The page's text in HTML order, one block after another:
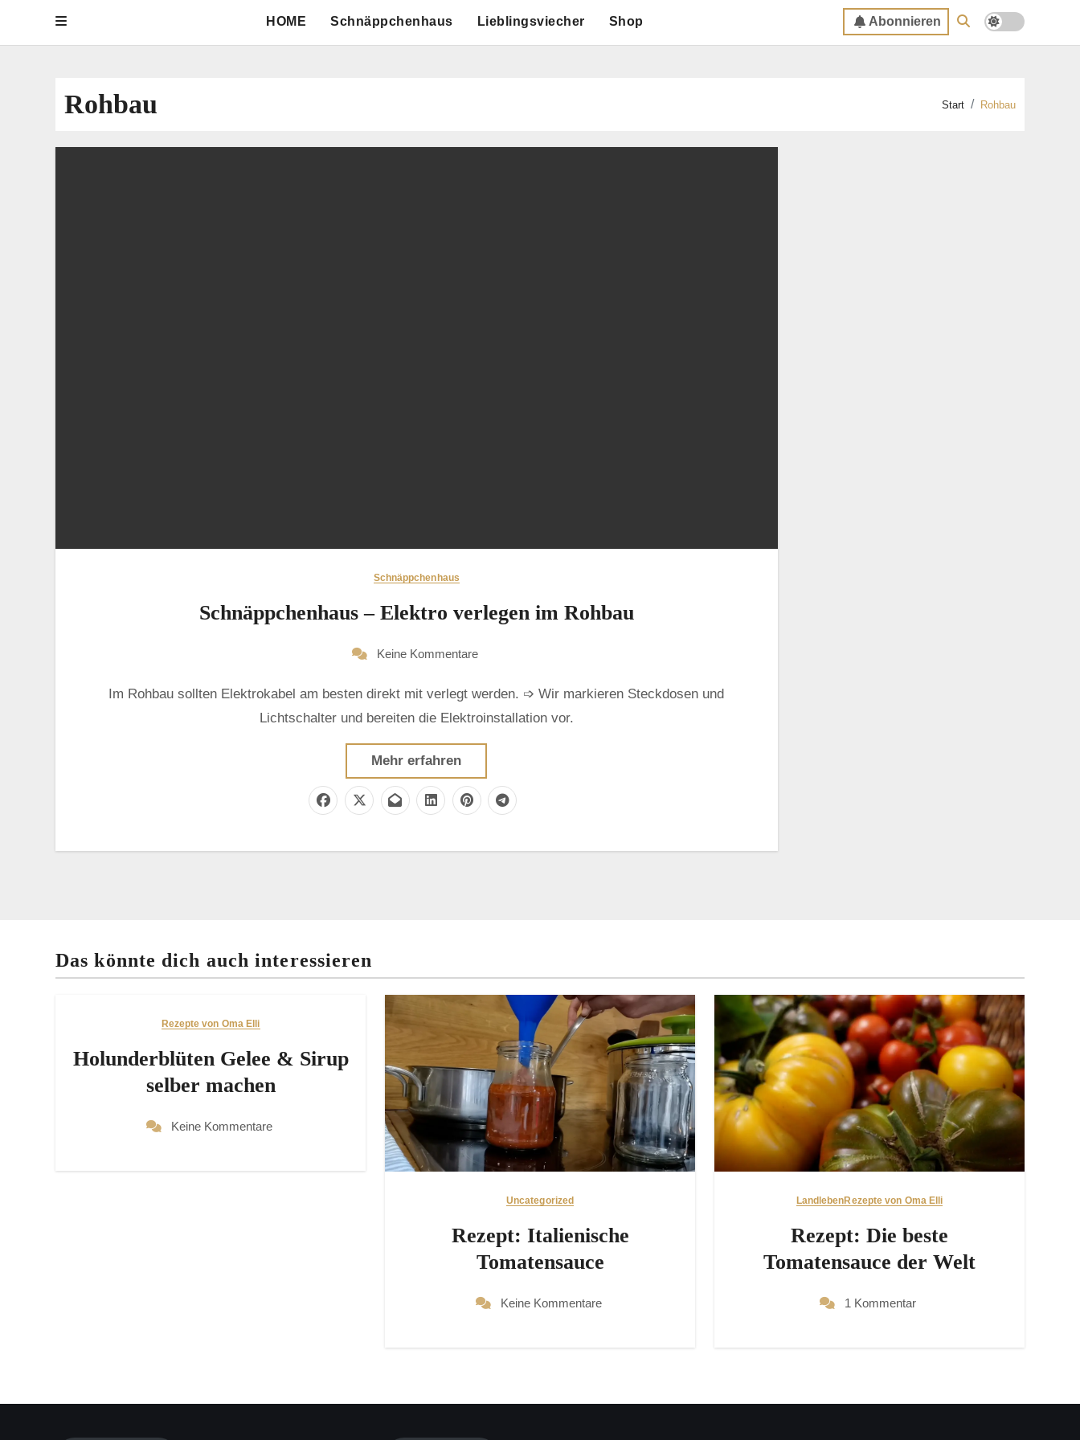
HOME Schnäppchenhaus Lieblingsviecher Shop Abonnieren
Rohbau Start Rohbau
Schnäppchenhaus
Schnäppchenhaus – Elektro verlegen im Rohbau
Keine Kommentare
Im Rohbau sollten Elektrokabel am besten direkt mit verlegt werden. ➩ Wir markieren Steckdosen und
Lichtschalter und bereiten die Elektroinstallation vor.
Mehr erfahren
Das könnte dich auch interessieren
Rezepte von Oma Elli
Holunderblüten Gelee & Sirup
selber machen
Keine Kommentare
Uncategorized
Rezept: Italienische
Tomatensauce
Keine Kommentare
LandlebenRezepte von Oma Elli
Rezept: Die beste
Tomatensauce der Welt
1 Kommentar